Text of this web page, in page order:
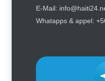
E-Mail:
Whatapps & appel: